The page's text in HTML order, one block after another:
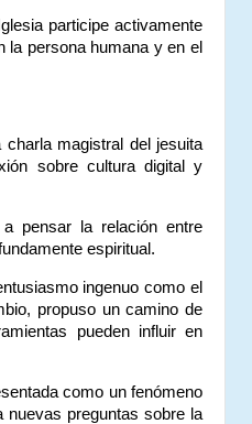
participe activamente
la persona humana y en el
magistral del jesuita
sobre cultura digital y
pensar la relación entre
espiritual.
ingenuo como el
propuso un camino de
pueden influir en
como un fenómeno
nuevas preguntas sobre la